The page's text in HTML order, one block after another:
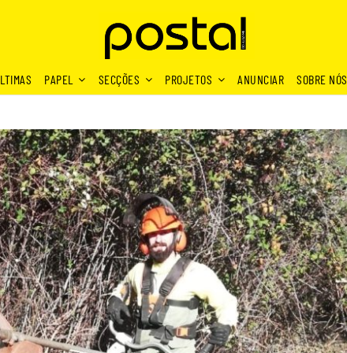
PAPEL SECÇÕES PROJETOS ANUNCIAR SOBRE NÓS